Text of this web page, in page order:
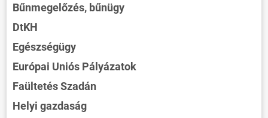
Bűnmegelőzés, bűnügy
DtKH
Egészségügy
Európai Uniós Pályázatok
Faültetés Szadán
Helyi gazdaság